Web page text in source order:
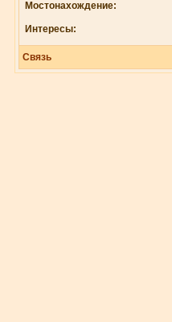
Мостонахождение:
Интересы:
Связь